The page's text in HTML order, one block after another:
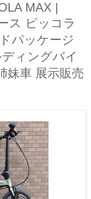
MAX |
ス ピッコラ
パッケージ
ィングバイ
妹車 展示販売